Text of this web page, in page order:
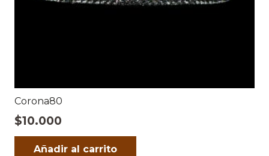
Corona80
$10.000
Añadir al carrito